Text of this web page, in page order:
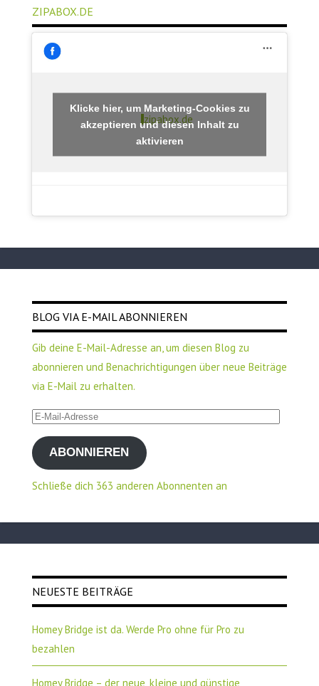
ZIPABOX.DE
zipabox.de
Klicke hier, um Marketing-Cookies zu
akzeptieren und diesen Inhalt zu
aktivieren
BLOG VIA E-MAIL ABONNIEREN
Gib deine E-Mail-Adresse an, um diesen Blog zu
abonnieren und Benachrichtigungen über neue Beiträge
via E-Mail zu erhalten.
E-
Mail-
AdresseABONNIEREN
Schließe dich 363 anderen Abonnenten an
NEUESTE BEITRÄGE
Homey Bridge ist da. Werde Pro ohne für Pro zu
bezahlen
Homey Bridge – der neue, kleine und günstige